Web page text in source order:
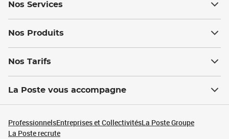
Nos Services
Nos Produits
Nos Tarifs
La Poste vous accompagne
ProfessionnelsEntreprises et CollectivitésLa Poste Groupe
La Poste recrute